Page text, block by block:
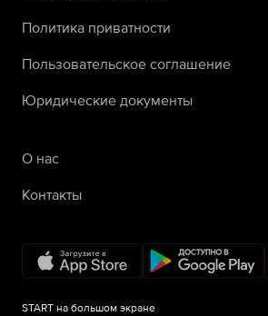
Политика приватности
Пользовательское соглашение
Юридические документы
О нас
Контакты
START на большом экране